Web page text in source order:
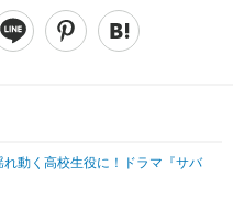
その他
映画・ドラマ
動く高校生役に！ドラマ『サバ